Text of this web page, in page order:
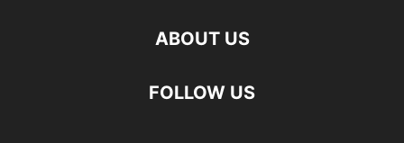
ABOUT US
FOLLOW US